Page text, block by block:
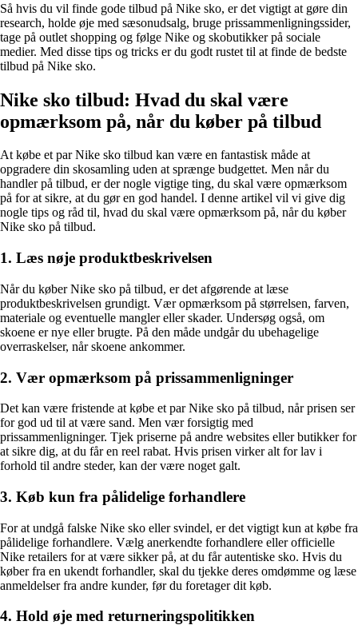
Så hvis du vil finde gode tilbud på Nike sko, er det vigtigt at gøre din
research, holde øje med sæsonudsalg, bruge prissammenligningssider,
tage på outlet shopping og følge Nike og skobutikker på sociale
medier. Med disse tips og tricks er du godt rustet til at finde de bedste
tilbud på Nike sko.
Nike sko tilbud: Hvad du skal være
opmærksom på, når du køber på tilbud
At købe et par Nike sko tilbud kan være en fantastisk måde at
opgradere din skosamling uden at sprænge budgettet. Men når du
handler på tilbud, er der nogle vigtige ting, du skal være opmærksom
på for at sikre, at du gør en god handel. I denne artikel vil vi give dig
nogle tips og råd til, hvad du skal være opmærksom på, når du køber
Nike sko på tilbud.
1. Læs nøje produktbeskrivelsen
Når du køber Nike sko på tilbud, er det afgørende at læse
produktbeskrivelsen grundigt. Vær opmærksom på størrelsen, farven,
materiale og eventuelle mangler eller skader. Undersøg også, om
skoene er nye eller brugte. På den måde undgår du ubehagelige
overraskelser, når skoene ankommer.
2. Vær opmærksom på prissammenligninger
Det kan være fristende at købe et par Nike sko på tilbud, når prisen ser
for god ud til at være sand. Men vær forsigtig med
prissammenligninger. Tjek priserne på andre websites eller butikker for
at sikre dig, at du får en reel rabat. Hvis prisen virker alt for lav i
forhold til andre steder, kan der være noget galt.
3. Køb kun fra pålidelige forhandlere
For at undgå falske Nike sko eller svindel, er det vigtigt kun at købe fra
pålidelige forhandlere. Vælg anerkendte forhandlere eller officielle
Nike retailers for at være sikker på, at du får autentiske sko. Hvis du
køber fra en ukendt forhandler, skal du tjekke deres omdømme og læse
anmeldelser fra andre kunder, før du foretager dit køb.
4. Hold øje med returneringspolitikken